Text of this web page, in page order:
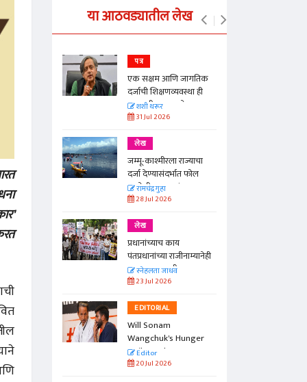
या आठवड्यातील लेख
मान्यवर
आणि
पत्र
एक सक्षम आणि जागतिक
दर्जाची शिक्षणव्यवस्था ही
काळाची गरज आहे
शशी थरूर
31 Jul 2026
लेख
जम्मू-काश्मीरला राज्याचा
दर्जा देण्यासंदर्भात फोल
ठरलेली आश्वासनं
रामचंद्र गुहा
28 Jul 2026
लेख
प्रधानांच्याच काय
पंतप्रधानांच्या राजीनाम्यानेही
प्रश्न सुटणार नाही, पण...
स्नेहलता जाधव
23 Jul 2026
EDITORIAL
Will Sonam
Wangchuk's Hunger
Strike Make a
Difference?
Editor
20 Jul 2026